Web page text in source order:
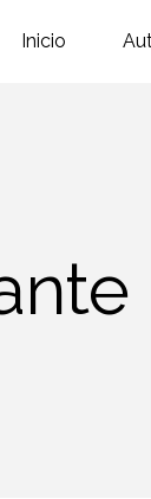
Inicio